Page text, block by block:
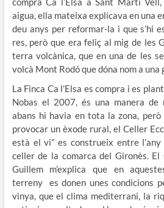
aigua, ella mateixa explicava en una
deu anys per reformar-la i que s’hi
res, però que era feliç al mig de les
terra volcànica, que en una de les
volcà Mont Rodó que dóna nom a una
La Finca Ca l’Elsa es compra i es
Nobas el 2007, és una manera de
abans hi havia en tota la zona,
provocar un èxode rural, el Celler
està el vi” es construeix entre
celler de la comarca del Gironès.
Guillem m’explica que en
terreny es donen unes condicions
vinya, que el clima mediterrani, la